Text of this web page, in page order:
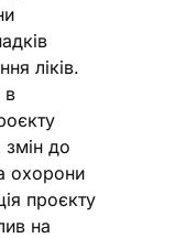
ліків.
в
до
охорони
проєкту
на